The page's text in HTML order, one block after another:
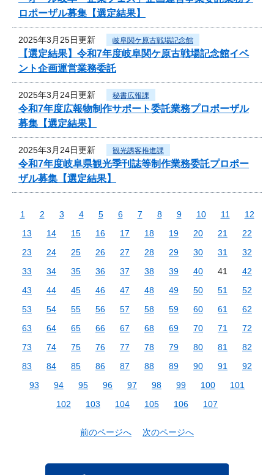
ロポーザル募集【選定結果】
2025年3月25日更新 岐阜関ケ原古戦場記念館
【選定結果】令和7年度岐阜関ケ原古戦場記念館イベ
ント企画運営業務委託
2025年3月24日更新 秘書広報課
令和7年度広報物制作サポート委託業務プロポーザル
募集【選定結果】
2025年3月24日更新 観光誘客推進課
令和7年度岐阜県観光季刊誌等制作業務委託プロポー
ザル募集【選定結果】
1 2 3 4 5 6 7 8 9 10 11
12
13
14 15 16 17 18 19 20 21
22
23
24 25 26 27 28 29 30 31
32
33
34 35 36 37 38 39 40 41
42
43
44 45 46 47 48 49 50 51
52
53
54 55 56 57 58 59 60 61
62
63
64 65 66 67 68 69 70 71
72
73
74 75 76 77 78 79 80 81
82
83
84 85 86 87 88 89 90 91
92
93
94 95 96 97 98 99 100
101
102
103 104 105 106 107
前のページへ 次のページへ